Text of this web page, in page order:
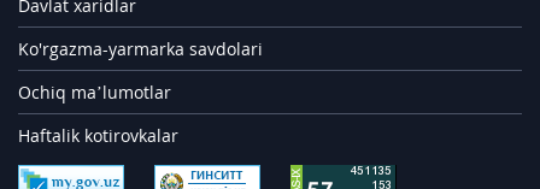
Davlat xaridlar
Ko'rgazma-yarmarka savdolari
Ochiq ma’lumotlar
Haftalik kotirovkalar